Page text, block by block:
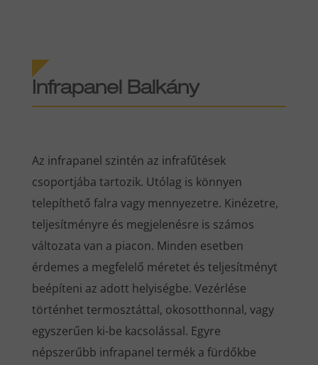
Infrapanel Balkány
Az infrapanel szintén az infrafűtések
csoportjába tartozik. Utólag is könnyen
telepíthető falra vagy mennyezetre. Kinézetre,
teljesítményre és megjelenésre is számos
változata van a piacon. Minden esetben
érdemes a megfelelő méretet és teljesítményt
beépíteni az adott helyiségbe. Vezérlése
történhet termosztáttal, okosotthonnal, vagy
egyszerűen ki-be kacsolással. Egyre
népszerűbb infrapanel termék a fürdőkbe